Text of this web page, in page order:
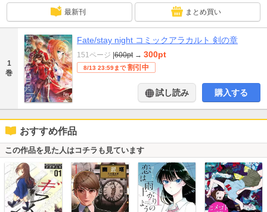
最新刊 まとめ買い
1
巻
Fate/stay night コミックアラカルト 剣の章
151ページ 600pt → 300pt
8/13 23:59まで 割引中
試し読み 購入する
おすすめ作品
この作品を見た人はコチラも見ています